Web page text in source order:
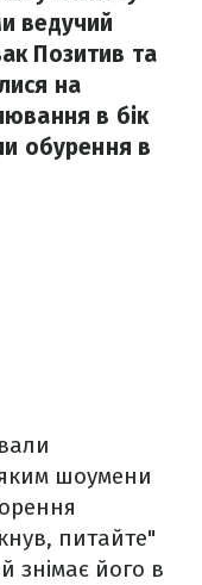
ведучий
Позитив та
на
в бік
обурення в
шоумени
питайте"
знімає його в